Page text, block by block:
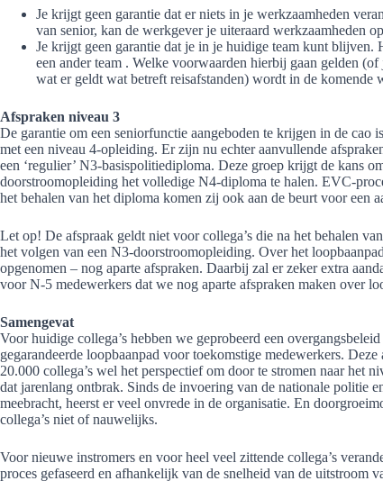
Je krijgt geen garantie dat er niets in je werkzaamheden
van senior, kan de werkgever je uiteraard werkzaamheden
Je krijgt geen garantie dat je in je huidige team kunt
een ander team . Welke voorwaarden hierbij gaan gelden
wat er geldt wat betreft reisafstanden) wordt in de komende
Afspraken niveau 3
De garantie om een seniorfunctie aangeboden te krijgen in de cao
met een niveau 4-opleiding. Er zijn nu echter aanvullende
een ‘regulier’ N3-basispolitiediploma. Deze groep krijgt de kans
doorstroomopleiding het volledige N4-diploma te halen. EVC-
het behalen van het diploma komen zij ook aan de beurt voor een
Let op! De afspraak geldt niet voor collega’s die na het behalen
het volgen van een N3-doorstroomopleiding. Over het
opgenomen – nog aparte afspraken. Daarbij zal er zeker extra
voor N-5 medewerkers dat we nog aparte afspraken maken over
Samengevat
Voor huidige collega’s hebben we geprobeerd een
gegarandeerde loopbaanpad voor toekomstige medewerkers.
20.000 collega’s wel het perspectief om door te stromen naar het
dat jarenlang ontbrak. Sinds de invoering van de nationale politie
meebracht, heerst er veel onvrede in de organisatie. En
collega’s niet of nauwelijks.
Voor nieuwe instromers en voor heel veel zittende collega’s
proces gefaseerd en afhankelijk van de snelheid van de uitstroom